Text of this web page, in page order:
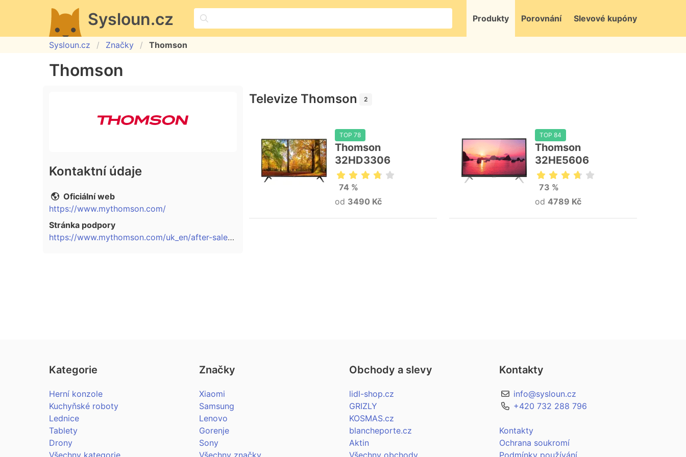
Sysloun.cz Produkty Porovnání Slevové kupóny
Sysloun.cz Značky Thomson
Thomson
Kontaktní údaje
Oficiální web
https://www.mythomson.com/
Stránka podpory
https://www.mythomson.com/uk_en/after-sales-service-325-uk-en
Televize Thomson 2
TOP 78
Thomson
32HD3306
74 %
od 3490 Kč
TOP 84
Thomson
32HE5606
73 %
od 4789 Kč
Kategorie
Herní konzole
Kuchyňské roboty
Lednice
Tablety
Drony
Všechny kategorie…
Značky
Xiaomi
Samsung
Lenovo
Gorenje
Sony
Všechny značky…
Obchody a slevy
lidl-shop.cz
GRIZLY
KOSMAS.cz
blancheporte.cz
Aktin
Všechny obchody…
Kontakty
info@sysloun.cz
+420 732 288 796
Kontakty
Ochrana soukromí
Podmínky používání